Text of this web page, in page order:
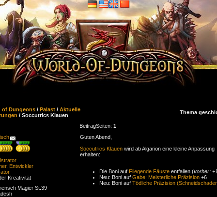
of Dungeons / Palast / Aktuelle
/ Soccutrics Klauen Thema
BeitragSeiten: 1
, Entwickler
Kreativität
Magier St.39
Guten Abend,
Soccutrics Klauen wird ab Algarion eine kleine Anpassung
erhalten:
Die Boni auf Fliegende Fäuste entfallen (vorher:
Neu: Boni auf Gabe: Meisterliche Präzision +6
Neu: Boni auf Tödliche Präzision